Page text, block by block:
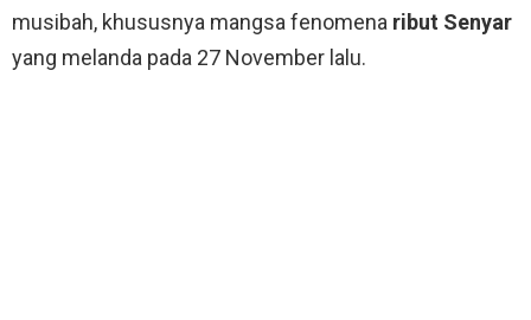
musibah, khususnya mangsa fenomena ribut Senyar
yang melanda pada 27 November lalu.